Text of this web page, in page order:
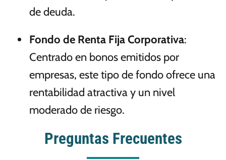
de deuda.
Fondo de Renta Fija Corporativa:
Centrado en bonos emitidos por
empresas, este tipo de fondo ofrece una
rentabilidad atractiva y un nivel
moderado de riesgo.
Preguntas Frecuentes